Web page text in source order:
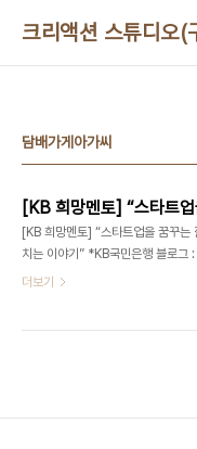
크리액션 스튜디오
담배가게아가씨
[KB 희망멘토] “스타트업을 꿈꾸는
치는 이야기” *KB국민은행 블로그
- 디액션[DeliciousAction] 대표
더보기